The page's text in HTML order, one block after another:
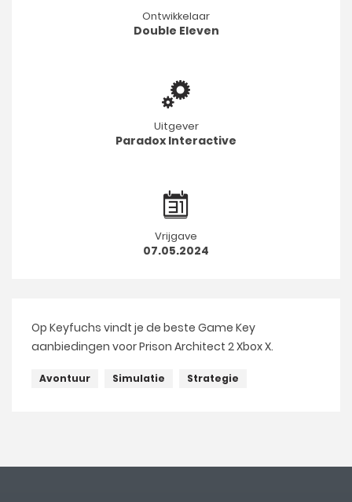
Ontwikkelaar
Double Eleven
Uitgever
Paradox Interactive
Vrijgave
07.05.2024
Op Keyfuchs vindt je de beste Game Key
aanbiedingen voor Prison Architect 2 Xbox X.
Avontuur Simulatie Strategie